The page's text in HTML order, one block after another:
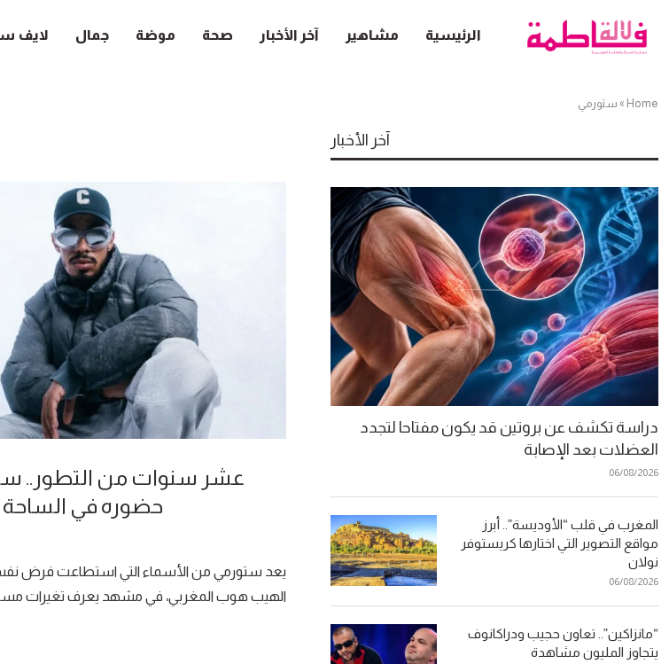
الرئيسية مشاهير آخر الأخبار صحة موضة جمال لايف
Home
» ستورمي
عشر سنوات من التطور..
حضوره في الساحة
يعد ستورمي من الأسماء التي استطاعت فرض
الهيب هوب المغربي، في مشهد يعرف تغيرات
آخر الأخبار
دراسة تكشف عن بروتين قد يكون مفتاحا لتجدد
العضلات بعد الإصابة
06/08/2026
المغرب في قلب “الأوديسة”.. أبرز
مواقع التصوير التي اختارها كريستوفر
نولان
06/08/2026
“مانزاكين”.. تعاون حجيب ودراكانوف
يتجاوز المليون مشاهدة